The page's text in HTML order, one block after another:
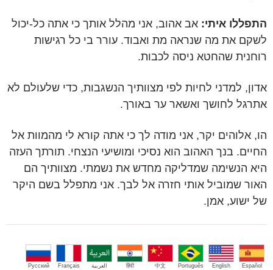
התפללו איתי: אב אהוב, אני מהלל אותך כי אתה כל-יכול
לשקם את מה שנראה מת ואבוד. עורר בי כל רגישות
רוחנית שהחטא ניסה לכבות.
אדון, למדני לחיות לפי מצוותיך הנשגבות, כדי שלעולם לא
אתרגל לחושך ואשאר ער באורך.
הו, אלוהים יקר, אני מודה לך כי אתה קורא לי מהמוות אל
החיים. בנך האהוב הוא נסיכי ומושיעי הנצחי. תורתך העזה
היא הנשימה שמדליקה מחדש את נשמתי. מצוותיך הם
האור שמוביל אותי חזרה אל לבך. אני מתפלל בשם היקר
של ישוע, אמן.
Español
English
Português
中文
हिंदी العربية Français
Русский